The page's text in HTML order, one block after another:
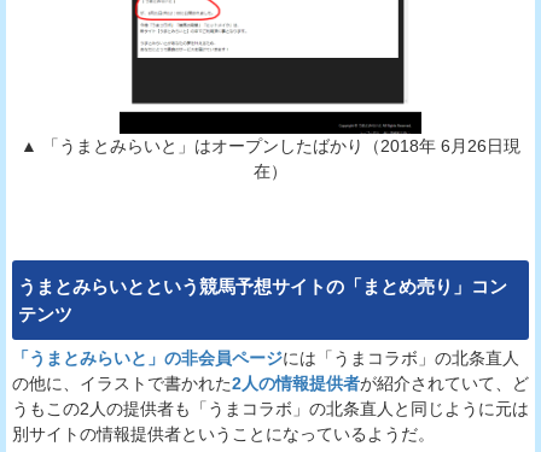
▲ 「うまとみらいと」はオープンしたばかり（2018年 6月26日現
在）
うまとみらいとという競馬予想サイトの「まとめ売り」コン
テンツ
「うまとみらいと」の非会員ページには「うまコラボ」の北条直人
の他に、イラストで書かれた2人の情報提供者が紹介されていて、ど
うもこの2人の提供者も「うまコラボ」の北条直人と同じように元は
別サイトの情報提供者ということになっているようだ。